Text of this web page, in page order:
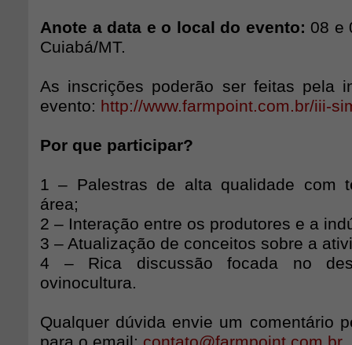
Anote a data e o local do evento: 08 e
Cuiabá/MT.
As inscrições poderão ser feitas pela
evento: http://www.farmpoint.com.br/iii-
Por que participar?
1 – Palestras de alta qualidade com
área;
2 – Interação entre os produtores e a
3 – Atualização de conceitos sobre a
4 – Rica discussão focada no
ovinocultura.
Qualquer dúvida envie um comentário